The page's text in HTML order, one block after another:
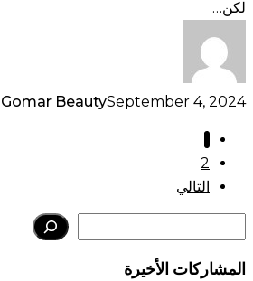
لكن…
Gomar BeautySeptember 4, 2024
2
التالي
المشاركات الأخيرة